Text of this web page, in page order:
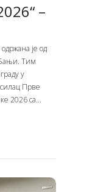
–
је од
Бањи. Тим
у
Прве
2026 са...